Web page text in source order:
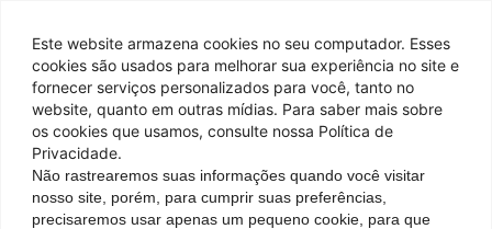
Este website armazena cookies no seu computador. Esses
cookies são usados ​​para melhorar sua experiência no site e
fornecer serviços personalizados para você, tanto no
website, quanto em outras mídias. Para saber mais sobre
os cookies que usamos, consulte nossa Política de
Privacidade.
Não rastrearemos suas informações quando você visitar
nosso site, porém, para cumprir suas preferências,
precisaremos usar apenas um pequeno cookie, para que